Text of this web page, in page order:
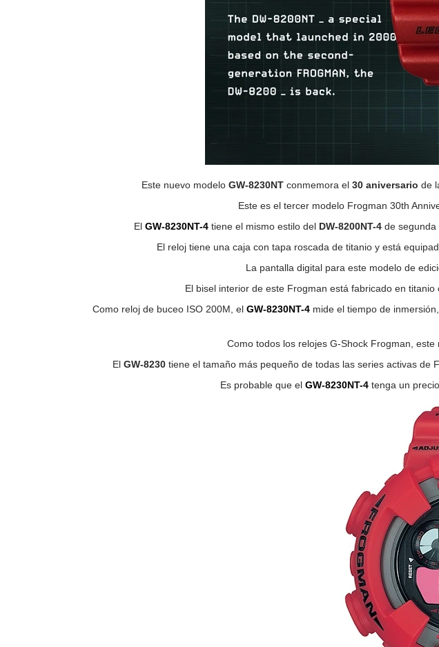
Este nuevo modelo GW-8230NT conmemora el 30 aniversario de
Este es el tercer modelo Frogman 30th
El GW-8230NT-4tiene el mismo estilo del DW-8200NT-4de segunda
El reloj tiene una caja con tapa roscada de titanio y está
La pantalla digital para este modelo de
El bisel interior de este Frogman está fabricado en
Como reloj de buceo ISO 200M, el GW-8230NT-4mide el tiempo de
Como todos los relojes G-Shock Frogman,
El GW-8230tiene el tamaño más pequeño de todas las series activas de
Es probable que el GW-8230NT-4 tenga un